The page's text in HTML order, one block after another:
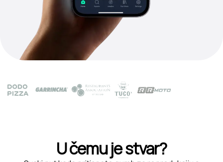
U čemu je stvar?